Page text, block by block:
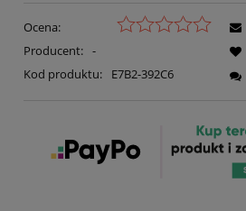
Ocena:
Producent: -
Kod produktu:
E7B2-392C6